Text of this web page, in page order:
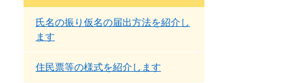
氏名の振り仮名の届出方法を紹介し
ます
住民票等の様式を紹介します